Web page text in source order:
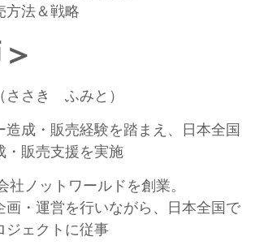
方法＆戦略
さき ふみと）
造成・販売経験を踏まえ、日本全国
・販売支援を実施
社ノットワールドを創業。
画・運営を行いながら、日本全国で
ジェクトに従事